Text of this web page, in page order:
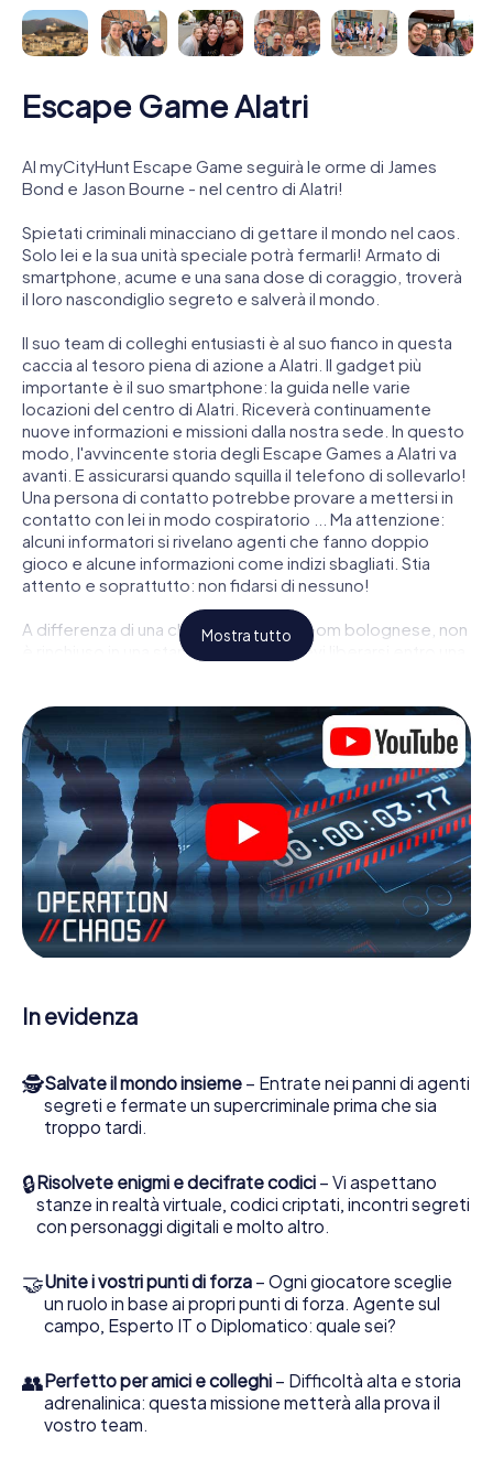
Escape Game Alatri
Al myCityHunt Escape Game seguirà le orme di James
Bond e Jason Bourne - nel centro di Alatri!
Spietati criminali minacciano di gettare il mondo nel caos.
Solo lei e la sua unità speciale potrà fermarli! Armato di
smartphone, acume e una sana dose di coraggio, troverà
il loro nascondiglio segreto e salverà il mondo.
Il suo team di colleghi entusiasti è al suo fianco in questa
caccia al tesoro piena di azione a Alatri. Il gadget più
importante è il suo smartphone: la guida nelle varie
locazioni del centro di Alatri. Riceverà continuamente
nuove informazioni e missioni dalla nostra sede. In questo
modo, l'avvincente storia degli Escape Games a Alatri va
avanti. E assicurarsi quando squilla il telefono di sollevarlo!
Una persona di contatto potrebbe provare a mettersi in
contatto con lei in modo cospiratorio ... Ma attenzione:
alcuni informatori si rivelano agenti che fanno doppio
gioco e alcune informazioni come indizi sbagliati. Stia
attento e soprattutto: non fidarsi di nessuno!
A differenza di una classica Escape Room bolognese, non
è rinchiuso in una stanza dalla quale devi liberarsi entro una
Il requisito tecnico per la sua avventura da agente a Alatri
é uno smartphone con accesso a Internet mobile. Un clic
le dà accesso alla nostra app web. Non è necessario
installare nulla per essere trascinati nell'azione da video
interattivi, minigiochi complicati e molte altre funzionalità.
Lavori insieme con una squadra, origli le spie nemiche e
porti gli ufficiali di collegamento dalla sua parte. In questo
Escape Game a Alatri lei e la sua squadra dovete essere
pronti a fermare i cattivi. A differenza di James Bond and
Co., tuttavia, non diventate eroi silenziosi: lei e la sua
squadra sarete immortalati nel punteggio più alto del Alatri
immagini. Il gioco di Escape di myCityHunt rende Alatri, il
suo parco giochi di avventura. Acquisti i suoi biglietti nel
Mostra tutto
In evidenza
🕵Salvate il mondo insieme – Entrate nei panni di agenti
segreti e fermate un supercriminale prima che sia
troppo tardi.
🔒Risolvete enigmi e decifrate codici – Vi aspettano
stanze in realtà virtuale, codici criptati, incontri segreti
con personaggi digitali e molto altro.
🤝Unite i vostri punti di forza – Ogni giocatore sceglie
un ruolo in base ai propri punti di forza. Agente sul
campo, Esperto IT o Diplomatico: quale sei?
👥Perfetto per amici e colleghi – Difficoltà alta e storia
adrenalinica: questa missione metterà alla prova il
vostro team.